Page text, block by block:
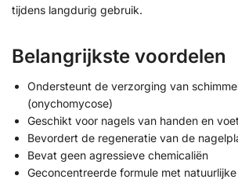
tijdens langdurig gebruik.
Belangrijkste voordelen
Ondersteunt de verzorging van
(onychomycose)
Geschikt voor nagels van handen en
Bevordert de regeneratie van de
Bevat geen agressieve chemicaliën
Geconcentreerde formule met